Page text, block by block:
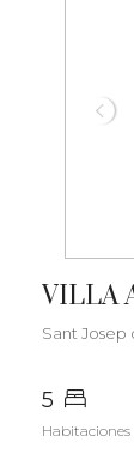
VILLA
Sant Josep
5
Habitaciones